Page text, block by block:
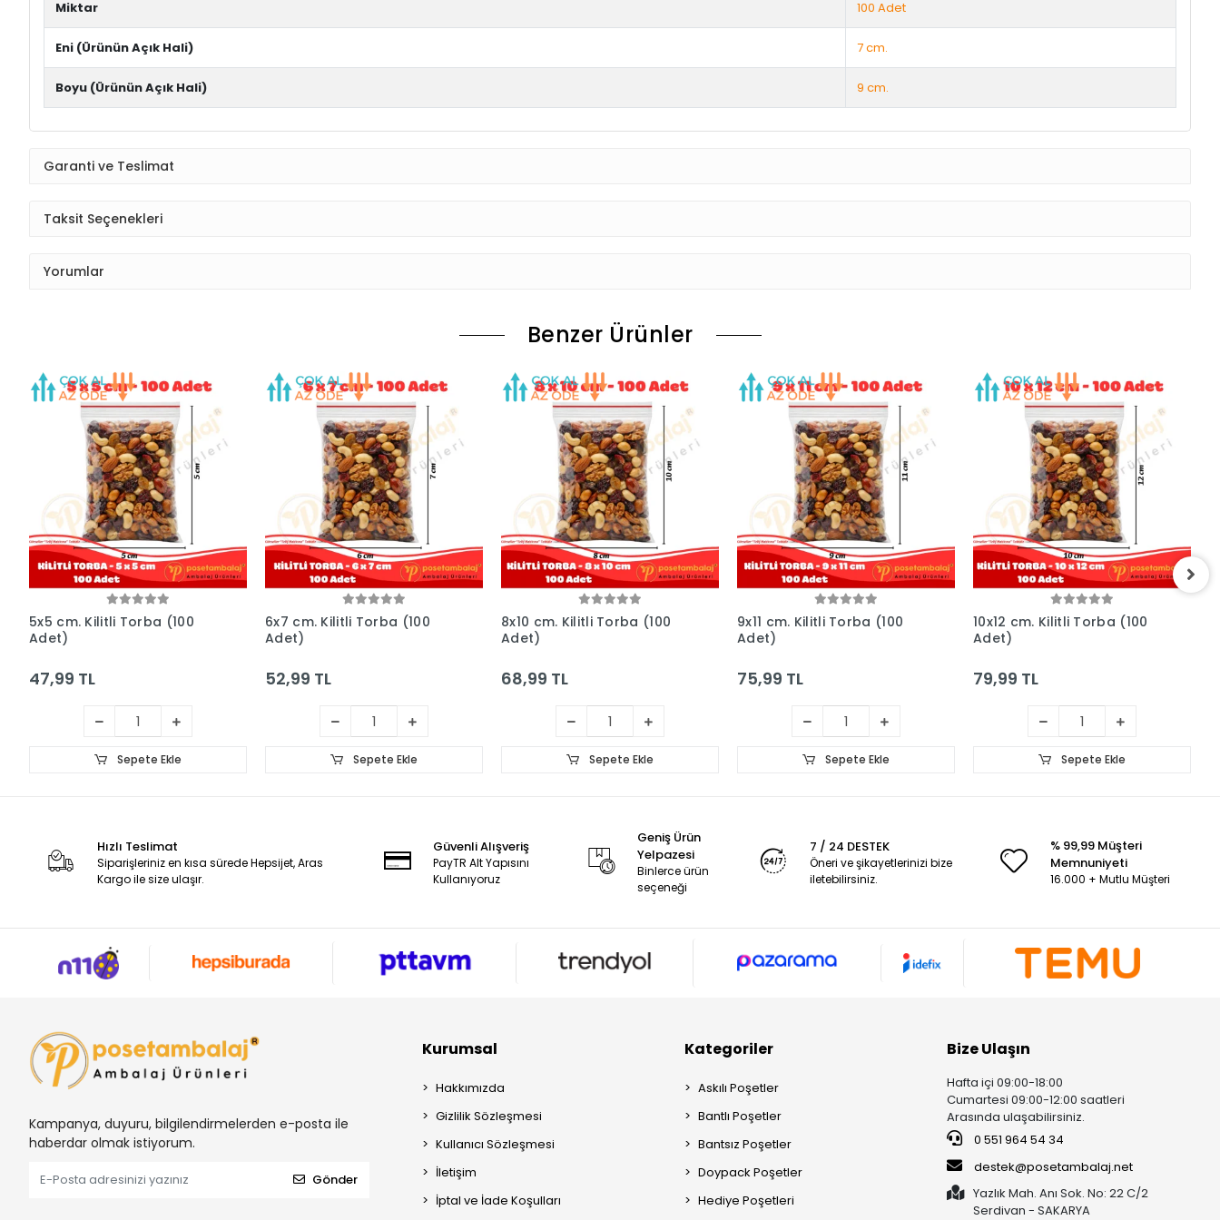
Miktar 100 Adet
Eni (Ürünün Açık Hali) 7 cm.
Boyu (Ürünün Açık Hali) 9 cm.
Garanti ve Teslimat
Taksit Seçenekleri
Yorumlar
Benzer Ürünler
5x5 cm. Kilitli Torba (100
Adet)
47,99 TL
Sepete Ekle
6x7 cm. Kilitli Torba (100
Adet)
52,99 TL
Sepete Ekle
8x10 cm. Kilitli Torba (100
Adet)
68,99 TL
Sepete Ekle
9x11 cm. Kilitli Torba (100
Adet)
75,99 TL
Sepete Ekle
10x12 cm. Kilitli Torba (100
Adet)
79,99 TL
Sepete Ekle
Hızlı Teslimat
Siparişleriniz en kısa sürede Hepsijet, Aras
Kargo ile size ulaşır.
Güvenli Alışveriş
PayTR Alt Yapısını
Kullanıyoruz
Geniş Ürün
Yelpazesi
Binlerce ürün
seçeneği
7 / 24 DESTEK
Öneri ve şikayetlerinizi bize
iletebilirsiniz.
% 99,99 Müşteri
Memnuniyeti
16.000 + Mutlu Müşteri
Kampanya, duyuru, bilgilendirmelerden e-posta ile
haberdar olmak istiyorum.
Gönder
Kurumsal
Hakkımızda
Gizlilik Sözleşmesi
Kullanıcı Sözleşmesi
İletişim
İptal ve İade Koşulları
Kategoriler
Askılı Poşetler
Bantlı Poşetler
Bantsız Poşetler
Doypack Poşetler
Hediye Poşetleri
Bize Ulaşın
Hafta içi 09:00-18:00
Cumartesi 09:00-12:00 saatleri
Arasında ulaşabilirsiniz.
0 551 964 54 34
destek@posetambalaj.net
Yazlık Mah. Anı Sok. No: 22 C/2
Serdivan - SAKARYA